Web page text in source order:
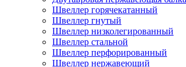
Швеллер горячекатанный
Швеллер гнутый
Швеллер низколегированный
Швеллер стальной
Швеллер перфорированный
Швеллер нержавеющий